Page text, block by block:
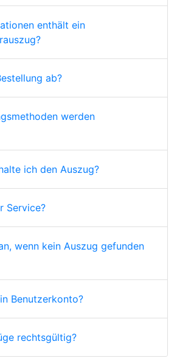
enthält ein
ab?
werden
ich den Auszug?
Service?
wenn kein Auszug gefunden
Benutzerkonto?
rechtsgültig?